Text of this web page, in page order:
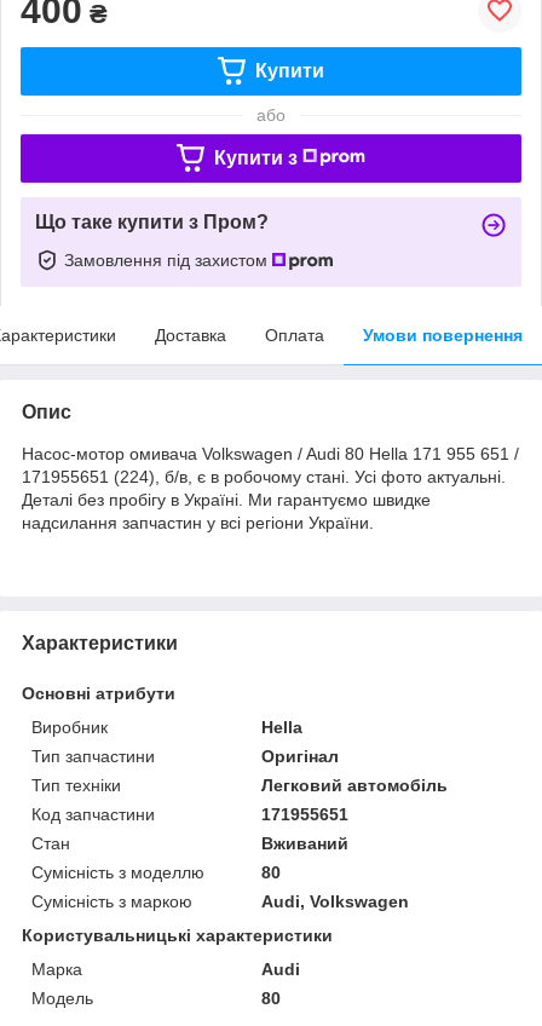
400 ₴
Купити
або
Купити з
Що таке купити з Пром?
Замовлення під захистом
Доставка Оплата Умови повернення
Опис
Насос-мотор омивача Volkswagen / Audi 80 Hella 171 955 651 /
171955651 (224), б/в, є в робочому стані. Усі фото актуальні.
Деталі без пробігу в Україні. Ми гарантуємо швидке
надсилання запчастин у всі регіони України.
Характеристики
Основні атрибути
Виробник
Hella
Тип запчастини
Оригінал
Тип техніки
Легковий автомобіль
Код запчастини
171955651
Стан
Вживаний
Сумісність з моделлю
80
Сумісність з маркою
Audi, Volkswagen
Користувальницькі характеристики
Марка
Audi
Модель
80